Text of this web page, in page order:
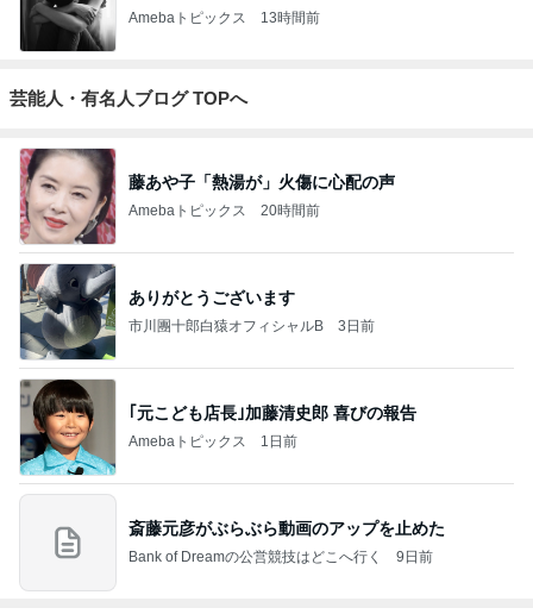
Amebaトピックス 13時間前
芸能人・有名人ブログ TOPへ
藤あや子「熱湯が」火傷に心配の声
Amebaトピックス 20時間前
ありがとうございます
市川團十郎白猿オフィシャルB 3日前
｢元こども店長｣加藤清史郎 喜びの報告
Amebaトピックス 1日前
斎藤元彦がぶらぶら動画のアップを止めた
Bank of Dreamの公営競技はどこへ行く 9日前